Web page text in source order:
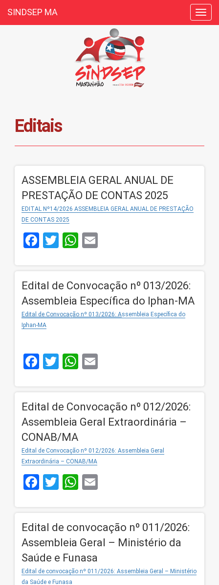
SINDSEP MA
Editais
ASSEMBLEIA GERAL ANUAL DE
PRESTAÇÃO DE CONTAS 2025
EDITAL Nº14/2026 ASSEMBLEIA GERAL ANUAL DE PRESTAÇÃO
DE CONTAS 2025
Facebook
TwitterWhatsApp
Edital de Convocação nº 013/2026:
Assembleia Específica do Iphan-MA
Edital de Convocação nº 013/2026: Assembleia Específica do
Iphan-MA
Facebook
TwitterWhatsApp
Edital de Convocação nº 012/2026:
Assembleia Geral Extraordinária –
CONAB/MA
Edital de Convocação nº 012/2026: Assembleia Geral
Extraordinária – CONAB/MA
Facebook
TwitterWhatsApp
Edital de convocação nº 011/2026:
Assembleia Geral – Ministério da
Saúde e Funasa
Edital de convocação nº 011/2026: Assembleia Geral – Ministério
da Saúde e Funasa